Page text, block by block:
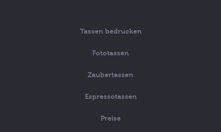
Tassen bedrucken
Fototassen
Zaubertassen
Espressotassen
Preise